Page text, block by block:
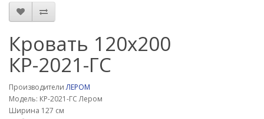
Кровать 120х200
КР-2021-ГС
ПроизводителиЛЕРОМ
Модель: КР-2021-ГС Лером
Ширина 127 см